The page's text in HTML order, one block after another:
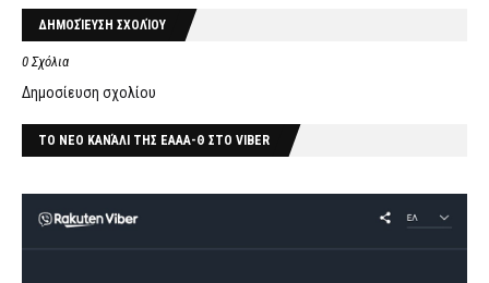
ΔΗΜΟΣΊΕΥΣΗ ΣΧΟΛΊΟΥ
0 Σχόλια
Δημοσίευση σχολίου
ΤΟ ΝΕΟ ΚΑΝΆΛΙ ΤΗΣ ΕΑΑΑ-Θ ΣΤΟ VIBER